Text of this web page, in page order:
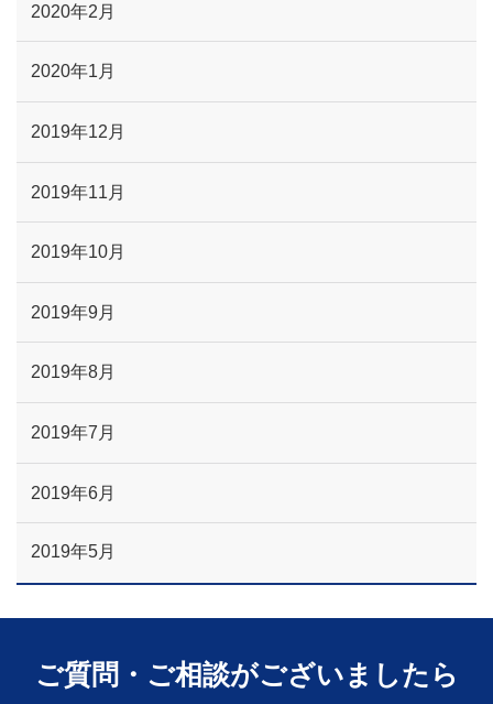
2020年2月
2020年1月
2019年12月
2019年11月
2019年10月
2019年9月
2019年8月
2019年7月
2019年6月
2019年5月
ご質問・ご相談がございましたら